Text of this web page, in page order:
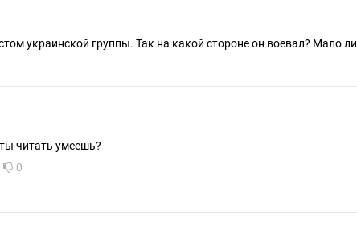
украинской группы. Так на какой стороне он воевал? Мало ли
читать умеешь?
0